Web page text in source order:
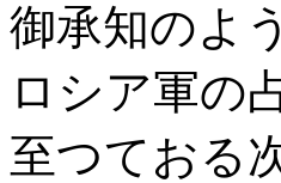
御承知のよ
ロシア軍の
至つておる